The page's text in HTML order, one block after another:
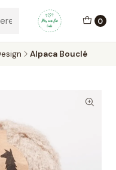
0
ser feita em mãos.
Alpaca Bouclé